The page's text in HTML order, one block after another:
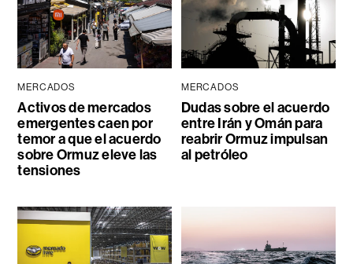
MERCADOS
Activos de mercados
emergentes caen por
temor a que el acuerdo
sobre Ormuz eleve las
tensiones
MERCADOS
Dudas sobre el acuerdo
entre Irán y Omán para
reabrir Ormuz impulsan
al petróleo